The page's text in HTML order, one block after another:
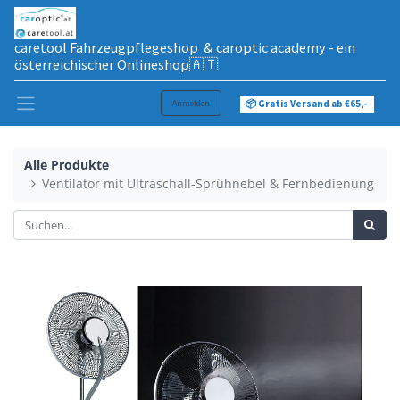
caretool Fahrzeugpflegeshop & caroptic academy - ein
österreichischer Onlineshop🇦🇹
Anmelden 📦 Gratis Versand ab €65,-
Alle Produkte
Ventilator mit Ultraschall-Sprühnebel & Fernbedienung